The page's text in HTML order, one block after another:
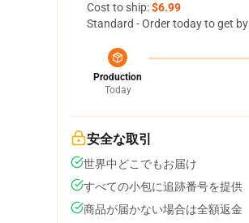
Cost to ship:$6.99
Standard - Order today to get by
Production
Today
安全な取引
世界中どこでもお届け
すべての小包に追跡番号を提供
商品が届かない場合は全額返金